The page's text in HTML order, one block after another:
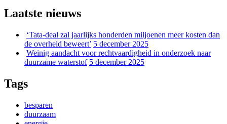
Laatste nieuws
‘Tata-deal zal jaarlijks honderden miljoenen meer kosten dan
de overheid beweert’ 5 december 2025
Weinig aandacht voor rechtvaardigheid in onderzoek naar
duurzame waterstof 5 december 2025
Tags
besparen
duurzaam